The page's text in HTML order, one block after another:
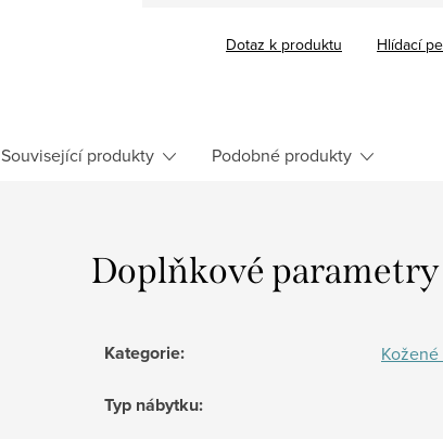
Dotaz k produktu Hlídací
Související produkty Podobné produkty
Doplňkové parametry
Kategorie:
Typ nábytku: